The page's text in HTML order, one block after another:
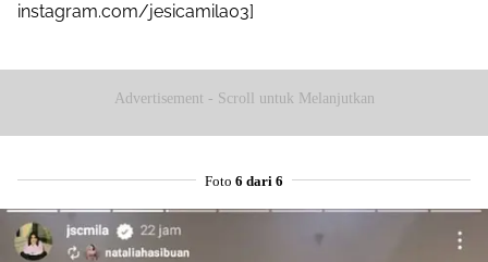
instagram.com/jesicamila03]
Advertisement - Scroll untuk Melanjutkan
Foto 6 dari 6